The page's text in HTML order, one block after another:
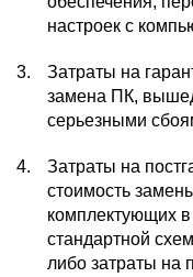
настроек с
Затраты на
замена ПК,
серьезными
Затраты на
стоимость
комплектующих
стандартной
либо затраты на